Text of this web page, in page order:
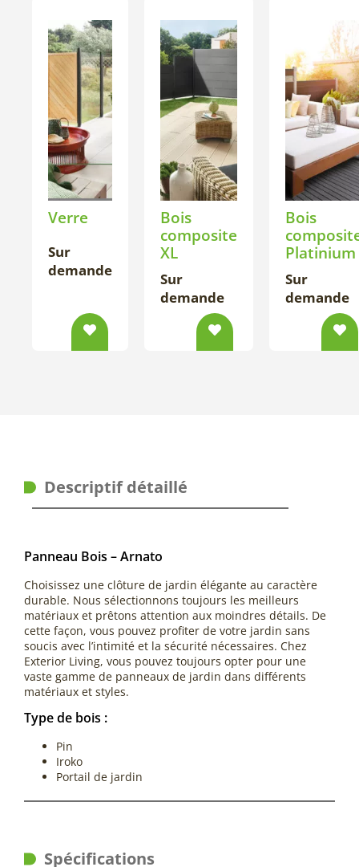
Verre
Sur
demande
Bois
composite
XL
Sur
demande
Bois
Platinium
Sur
demande
Descriptif détaillé
Panneau Bois – Arnato
Choisissez une clôture de jardin élégante au caractère
durable. Nous sélectionnons toujours les meilleurs
matériaux et prêtons attention aux moindres détails. De
cette façon, vous pouvez profiter de votre jardin sans
soucis avec l’intimité et la sécurité nécessaires. Chez
Exterior Living, vous pouvez toujours opter pour une
vaste gamme de panneaux de jardin dans différents
matériaux et styles.
Type de bois :
Pin
Iroko
Portail de jardin
Spécifications